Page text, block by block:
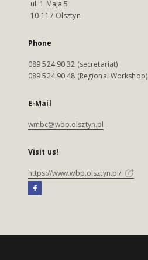
ul. 1 Maja 5
10-117 Olsztyn
Phone
089 524 90 32 (secretariat)
089 524 90 48 (Regional Workshop)
E-Mail
wmbc@wbp.olsztyn.pl
Visit us!
https://www.wbp.olsztyn.pl/